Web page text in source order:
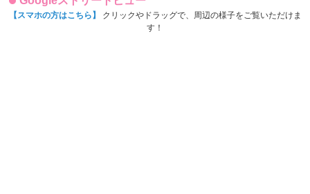
【スマホの方はこちら】
クリックやドラッグで、周辺の様子をご覧いただけま
す！